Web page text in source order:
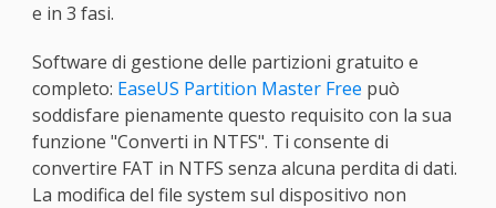
e in 3 fasi.
Software di gestione delle partizioni gratuito e
completo: EaseUS Partition Master Free può
soddisfare pienamente questo requisito con la sua
funzione "Converti in NTFS". Ti consente di
convertire FAT in NTFS senza alcuna perdita di dati.
La modifica del file system sul dispositivo non